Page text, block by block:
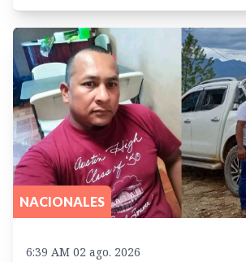
NACIONALES
6:39 AM 02 ago. 2026